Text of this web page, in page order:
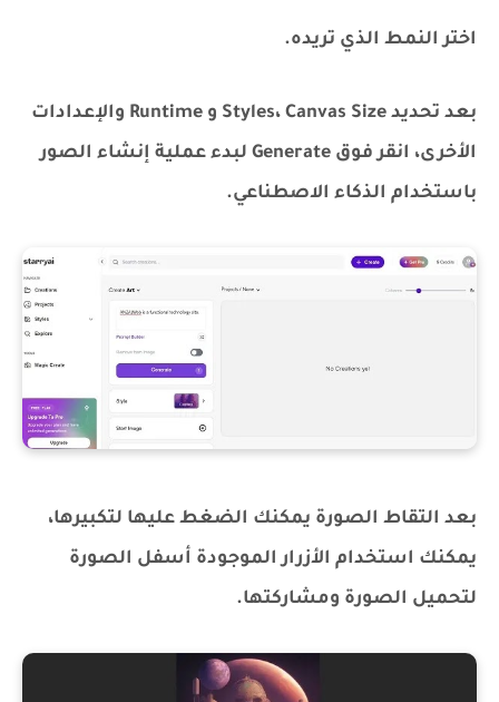
اختر النمط الذي تريده.
بعد تحديد Styles، Canvas Size و Runtime والإعدادات
الأخرى، انقر فوق Generate لبدء عملية إنشاء الصور
باستخدام الذكاء الاصطناعي.
بعد التقاط الصورة يمكنك الضغط عليها لتكبيرها،
يمكنك استخدام الأزرار الموجودة أسفل الصورة
لتحميل الصورة ومشاركتها.